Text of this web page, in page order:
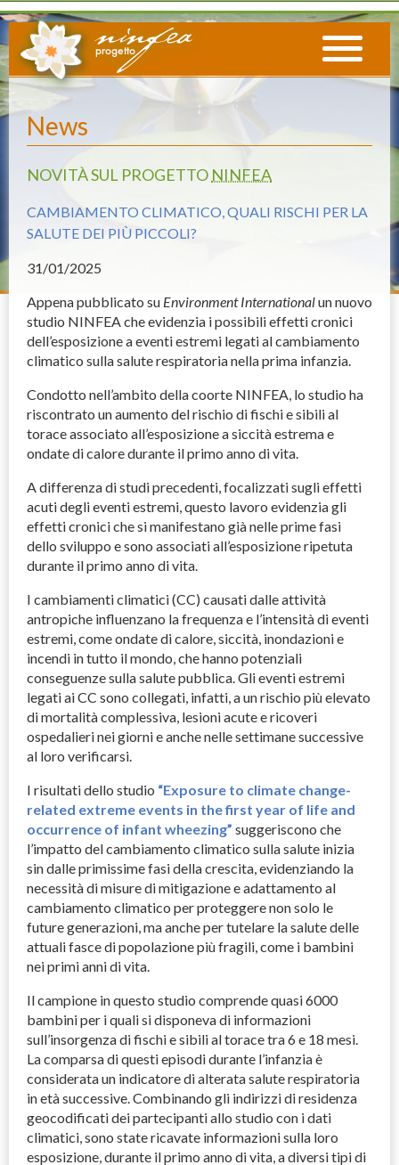
News
NOVITÀ SUL PROGETTO NINFEA
CAMBIAMENTO CLIMATICO, QUALI RISCHI PER LA
SALUTE DEI PIÙ PICCOLI?
31/01/2025
Appena pubblicato su Environment Internationalun nuovo
studio NINFEA che evidenzia i possibili effetti cronici
dell’esposizione a eventi estremi legati al cambiamento
climatico sulla salute respiratoria nella prima infanzia.
Condotto nell’ambito della coorte NINFEA , lo studio ha
riscontrato un aumento del rischio di fischi e sibili al
torace associato all’esposizione a siccità estrema e
ondate di calore durante il primo anno di vita.
A differenza di studi precedenti, focalizzati sugli effetti
acuti degli eventi estremi, questo lavoro evidenzia gli
effetti cronici che si manifestano già nelle prime fasi
dello sviluppo e sono associati all’esposizione ripetuta
durante il primo anno di vita.
I cambiamenti climatici (CC) causati dalle attività
antropiche influenzano la frequenza e l’intensità di eventi
estremi, come ondate di calore, siccità, inondazioni e
incendi in tutto il mondo, che hanno potenziali
conseguenze sulla salute pubblica. Gli eventi estremi
legati ai CC sono collegati, infatti, a un rischio più elevato
di mortalità complessiva, lesioni acute e ricoveri
ospedalieri nei giorni e anche nelle settimane successive
al loro verificarsi.
I risultati dello studio “Exposure to climate change-
related extreme events in the first year of life and
occurrence of infant wheezing” suggeriscono che
l’impatto del cambiamento climatico sulla salute inizia
sin dalle primissime fasi della crescita, evidenziando la
necessità di misure di mitigazione e adattamento al
cambiamento climatico per proteggere non solo le
future generazioni, ma anche per tutelare la salute delle
attuali fasce di popolazione più fragili, come i bambini
nei primi anni di vita.
Il campione in questo studio comprende quasi 6000
bambini per i quali si disponeva di informazioni
sull’insorgenza di fischi e sibili al torace tra 6 e 18 mesi.
La comparsa di questi episodi durante l’infanzia è
considerata un indicatore di alterata salute respiratoria
in età successive. Combinando gli indirizzi di residenza
geocodificati dei partecipanti allo studio con i dati
climatici, sono state ricavate informazioni sulla loro
esposizione, durante il primo anno di vita, a diversi tipi di